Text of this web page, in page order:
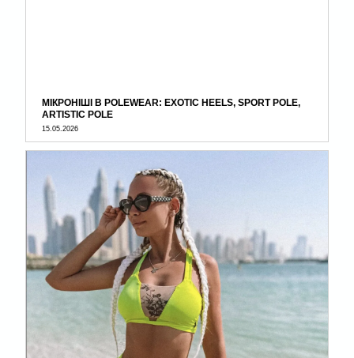
МІКРОНІШІ В POLEWEAR: EXOTIC HEELS, SPORT POLE,
ARTISTIC POLE
15.05.2026